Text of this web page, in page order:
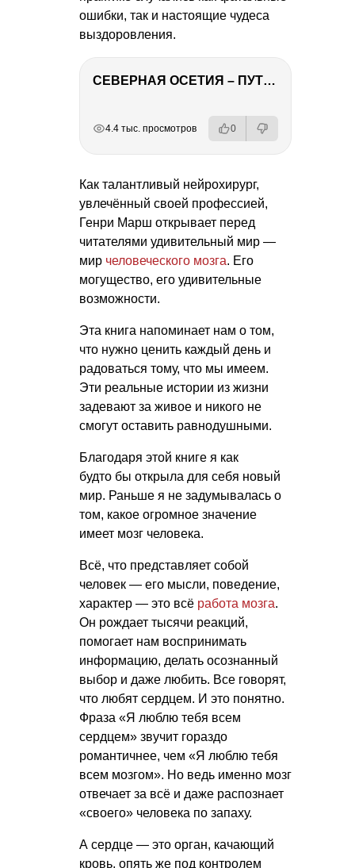
ошибки, так и настоящие чудеса
выздоровления.
СЕВЕРНАЯ ОСЕТИЯ – ПУТЕШЕСТВИЕ НА КАВКАЗ часть 4
4.4 тыс. просмотров 0
Как талантливый нейрохирург,
увлечённый своей профессией,
Генри Марш открывает перед
читателями удивительный мир —
мир человеческого мозга. Его
могущество, его удивительные
возможности.
Эта книга напоминает нам о том,
что нужно ценить каждый день и
радоваться тому, что мы имеем.
Эти реальные истории из жизни
задевают за живое и никого не
смогут оставить равнодушными.
Благодаря этой книге я как
будто бы открыла для себя новый
мир. Раньше я не задумывалась о
том, какое огромное значение
имеет мозг человека.
Всё, что представляет собой
человек — его мысли, поведение,
характер — это всё работа мозга.
Он рождает тысячи реакций,
помогает нам воспринимать
информацию, делать осознанный
выбор и даже любить. Все говорят,
что любят сердцем. И это понятно.
Фраза «Я люблю тебя всем
сердцем» звучит гораздо
романтичнее, чем «Я люблю тебя
всем мозгом». Но ведь именно мозг
отвечает за всё и даже распознает
«своего» человека по запаху.
А сердце — это орган, качающий
кровь, опять же под контролем